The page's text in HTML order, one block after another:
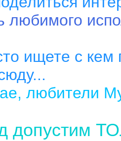
любимого
ищете с кем
любители
допустим